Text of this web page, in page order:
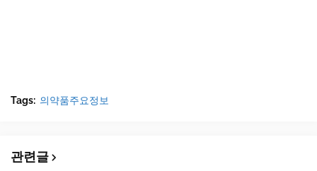
Tags: 의약품주요정보
관련글